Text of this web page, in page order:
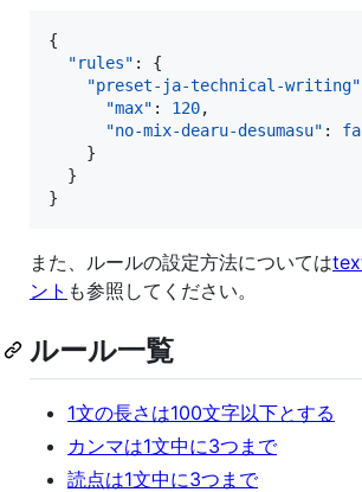
{
"rules" : {
"preset-ja-technical-writing"
"max" : 120,
"no-mix-dearu-desumasu" :
    }
  }
}
また、ルールの設定方法については
ント も参照してください。
ルール一覧
1文の長さは100文字以下とする
カンマは1文中に3つまで
読点は1文中に3つまで